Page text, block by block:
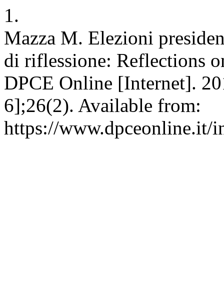
1.
Mazza M. Elezioni
di riflessione: Reflections
DPCE Online [Internet].
6];26(2). Available from:
https://www.dpceonline.it/